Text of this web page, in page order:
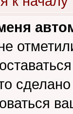
сделано